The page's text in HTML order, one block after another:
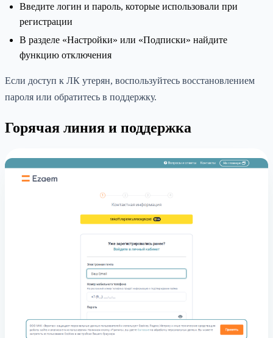
Введите логин и пароль, которые использовали при
регистрации
В разделе «Настройки» или «Подписки» найдите
функцию отключения
Если доступ к ЛК утерян, воспользуйтесь восстановлением
пароля или обратитесь в поддержку.
Горячая линия и поддержка